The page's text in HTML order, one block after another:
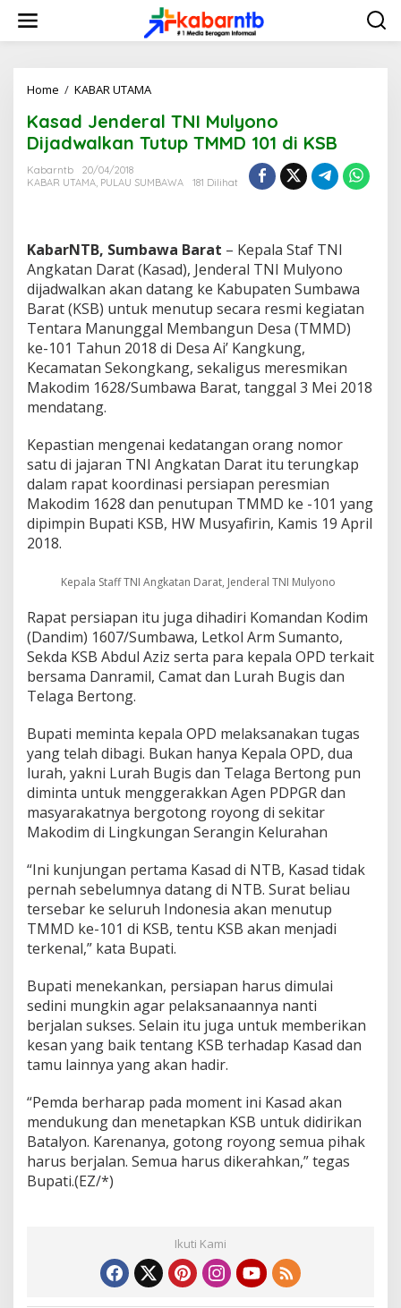
w
Home / KABAR UTAMA
s
a
d
e
r
a
l
T
N
I
M
u
l
y
o
D
i
j
a
d
k
n
T
u
u
M
M
D
1
0
1
d
K
S
B
Kasad Jenderal TNI Mulyono
Dijadwalkan Tutup TMMD 101 di KSB
Kabarntb
20/04/2018
KABAR UTAMA, PULAU SUMBAWA 181 Dilihat
KabarNTB, Sumbawa Barat – Kepala Staf TNI
Angkatan Darat (Kasad), Jenderal TNI Mulyono
dijadwalkan akan datang ke Kabupaten Sumbawa
Barat (KSB) untuk menutup secara resmi kegiatan
Tentara Manunggal Membangun Desa (TMMD)
ke-101 Tahun 2018 di Desa Ai’ Kangkung,
Kecamatan Sekongkang, sekaligus meresmikan
Makodim 1628/Sumbawa Barat, tanggal 3 Mei 2018
mendatang.
Kepastian mengenai kedatangan orang nomor
satu di jajaran TNI Angkatan Darat itu terungkap
dalam rapat koordinasi persiapan peresmian
Makodim 1628 dan penutupan TMMD ke -101 yang
dipimpin Bupati KSB, HW Musyafirin, Kamis 19 April
2018.
Kepala Staff TNI Angkatan Darat, Jenderal TNI Mulyono
Rapat persiapan itu juga dihadiri Komandan Kodim
(Dandim) 1607/Sumbawa, Letkol Arm Sumanto,
Sekda KSB Abdul Aziz serta para kepala OPD terkait
bersama Danramil, Camat dan Lurah Bugis dan
Telaga Bertong.
Bupati meminta kepala OPD melaksanakan tugas
yang telah dibagi. Bukan hanya Kepala OPD, dua
lurah, yakni Lurah Bugis dan Telaga Bertong pun
diminta untuk menggerakkan Agen PDPGR dan
masyarakatnya bergotong royong di sekitar
Makodim di Lingkungan Serangin Kelurahan
“Ini kunjungan pertama Kasad di NTB, Kasad tidak
pernah sebelumnya datang di NTB. Surat beliau
tersebar ke seluruh Indonesia akan menutup
TMMD ke-101 di KSB, tentu KSB akan menjadi
terkenal,” kata Bupati.
Bupati menekankan, persiapan harus dimulai
sedini mungkin agar pelaksanaannya nanti
berjalan sukses. Selain itu juga untuk memberikan
kesan yang baik tentang KSB terhadap Kasad dan
tamu lainnya yang akan hadir.
“Pemda berharap pada moment ini Kasad akan
mendukung dan menetapkan KSB untuk didirikan
Batalyon. Karenanya, gotong royong semua pihak
harus berjalan. Semua harus dikerahkan,” tegas
Bupati.(EZ/*)
Ikuti Kami